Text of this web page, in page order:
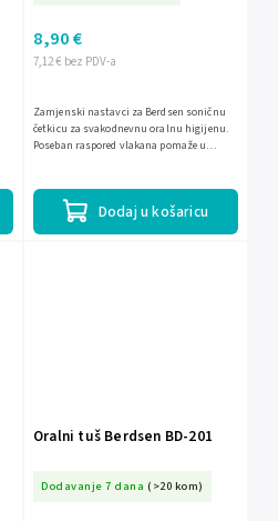
7,12 € bez PDV-a
8,90 €
Dodaj u košaricu
Zamjenski nastavci za Berdsen soničnu
četkicu za svakodnevnu oralnu higijenu.
Poseban raspored vlakana pomaže u
Oralni tuš Berdsen BD-201
Dodavanje 7 dana (>20 kom)